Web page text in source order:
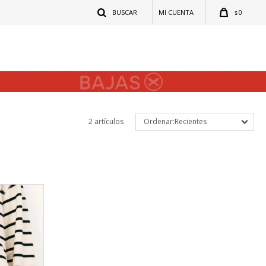
$0
2 artículos Recientes